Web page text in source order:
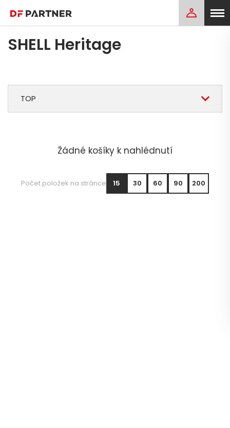
SHELL Heritage
TOP
Žádné košíky k nahlédnutí
Počet položek na stránce 15 30 60 90 200